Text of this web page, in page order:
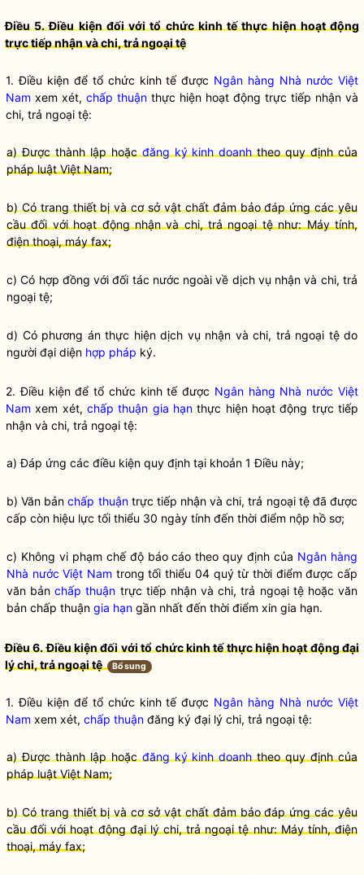
Điều 5. Điều kiện đối vớitổ chức kinh tếthực hiện hoạt động
trực tiếp nhận và chi, trả ngoại tệ
1. Điều kiện để tổ chức kinh tếđược Ngân hàng Nhà nước Việt
Nam xem xét, chấp thuận thực hiện hoạt động trực tiếp nhận và
chi, trả ngoại tệ:
a) Được thành lập hoặcđăng ký kinh doanhtheo quy định của
phápluậtViệt Nam;
b) Có trang thiết bị và cơ sở vật chất đảm bảo đáp ứng các yêu
cầu đối với hoạt động nhận và chi, trả ngoại tệ như: Máy tính,
điện thoại, máy fax;
c) Có hợp đồng với đối tác nước ngoài về dịch vụ nhận và chi, trả
ngoại tệ;
d) Có phương án thực hiện dịch vụ nhận và chi, trả ngoại tệ do
người đại diện hợp pháp ký.
2. Điều kiện đểtổ chức kinh tếđược Ngân hàng Nhà nước Việt
Nam xem xét, chấp thuận gia hạn thực hiện hoạt động trực tiếp
nhận và chi, trả ngoại tệ:
a) Đáp ứng các điều kiện quy định tại khoản 1 Điều này;
b) Văn bảnchấp thuậntrực tiếp nhận và chi, trả ngoại tệ đã được
cấp còn hiệu lực tối thiểu 30 ngày tính đến thời điểm nộp hồ sơ;
c) Không vi phạm chế độ báo cáo theo quy định của Ngân hàng
Nhà nước Việt Nam trong tối thiểu 04 quý từ thời điểm được cấp
văn bảnchấp thuận trực tiếp nhận và chi, trả ngoại tệ hoặc văn
bản chấp thuận gia hạn gần nhất đến thời điểm xin gia hạn.
Điều 6. Điều kiện đối vớitổ chức kinh tếthực hiện hoạt động đại
lý chi, trả ngoại tệ
Bổ sung
1. Điều kiện để tổ chức kinh tếđược Ngân hàng Nhà nước Việt
Nam xem xét, chấp thuận đăng ký đại lý chi, trả ngoại tệ:
a) Được thành lập hoặcđăng ký kinh doanhtheo quy định của
phápluậtViệt Nam;
b) Có trang thiết bị và cơ sở vật chất đảm bảo đáp ứng các yêu
cầu đối với hoạt động đại lý chi, trả ngoại tệ như: Máy tính, điện
thoại, máy fax;